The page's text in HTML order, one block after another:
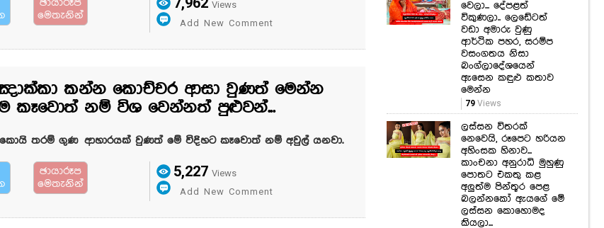
ඡායාරූප
මෙතැනින්
Views
Add New Comment
කන්න කොච්චර ආසා වුණත් මෙන්න
කෑවොත් නම් විශ වෙන්නත් පුළුවන්...
තරම් ගුණ ආහාරයක් වුණත් මේ විදිහට කෑවොත් නම් අවුල් යනවා.
ඡායාරූප
මෙතැනින්
5,227 Views
Add New Comment
වෙලා... දේපළත්
විකුණලා.. ලෙඩේටත්
වඩා අමාරු වුණු
ආර්ථික පහර, සරම්ප
වසංගතය නිසා
බංග්ලාදේශයෙන්
ඇසෙන කඳුළු කතාව
මෙන්න
79 Views
ලස්සන විතරක්
නෙවෙයි, රූපෙට හරියන
අහිංසක හිනාව...
කාංචනා අනුරාධි මුහුණු
පොතට එකතු කළ
අලුත්ම පින්තූර පෙළ
බලන්නකෝ ඇයගේ මේ
ලස්සන කොහොමද
කියලා...